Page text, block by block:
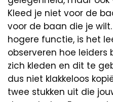
Kleed je niet voor de
voor de baan die je
hogere functie, is het
observeren hoe leiders
zich kleden en dit te
dus niet klakkeloos
twee stukken uit die